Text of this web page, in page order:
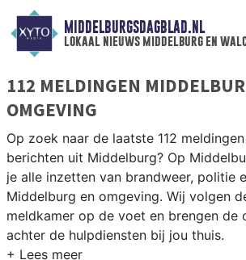
MIDDELBURGSDAGBLAD.NL
lokaal nieuws middelburg en
112 MELDINGEN
OMGEVING
Op zoek naar de laatste 112
berichten uit Middelburg? Op
je alle inzetten van brandweer, politie
Middelburg en omgeving. Wij volgen
meldkamer op de voet en brengen de
achter de hulpdiensten bij jou thuis.